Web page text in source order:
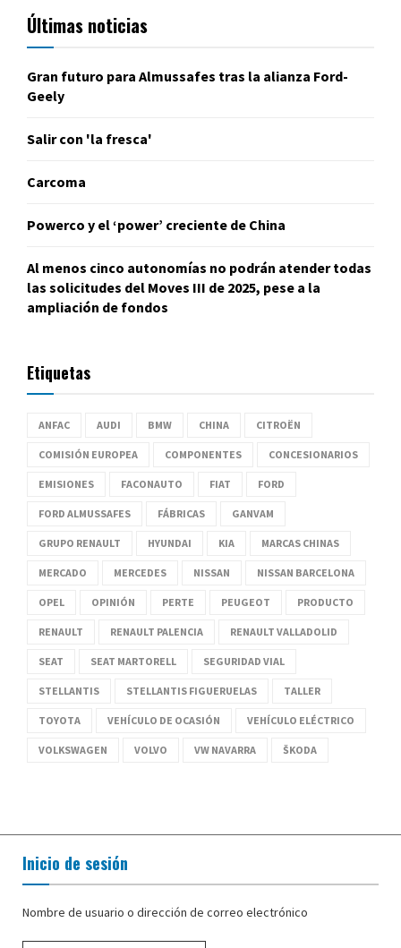
Últimas noticias
Gran futuro para Almussafes tras la alianza Ford-
Geely
Salir con 'la fresca'
Carcoma
Powerco y el ‘power’ creciente de China
Al menos cinco autonomías no podrán atender todas
las solicitudes del Moves III de 2025, pese a la
ampliación de fondos
Etiquetas
ANFAC AUDI BMW CHINA CITROËN
COMISIÓN EUROPEA COMPONENTES CONCESIONARIOS
EMISIONES FACONAUTO FIAT FORD
FORD ALMUSSAFES FÁBRICAS GANVAM
GRUPO RENAULT HYUNDAI KIA MARCAS CHINAS
MERCADO MERCEDES NISSAN NISSAN BARCELONA
OPEL OPINIÓN PERTE PEUGEOT PRODUCTO
RENAULT RENAULT PALENCIA RENAULT VALLADOLID
SEAT SEAT MARTORELL SEGURIDAD VIAL
STELLANTIS STELLANTIS FIGUERUELAS TALLER
TOYOTA VEHÍCULO DE OCASIÓN VEHÍCULO ELÉCTRICO
VOLKSWAGEN VOLVO VW NAVARRA ŠKODA
Inicio de sesión
Nombre de usuario o dirección de correo electrónico